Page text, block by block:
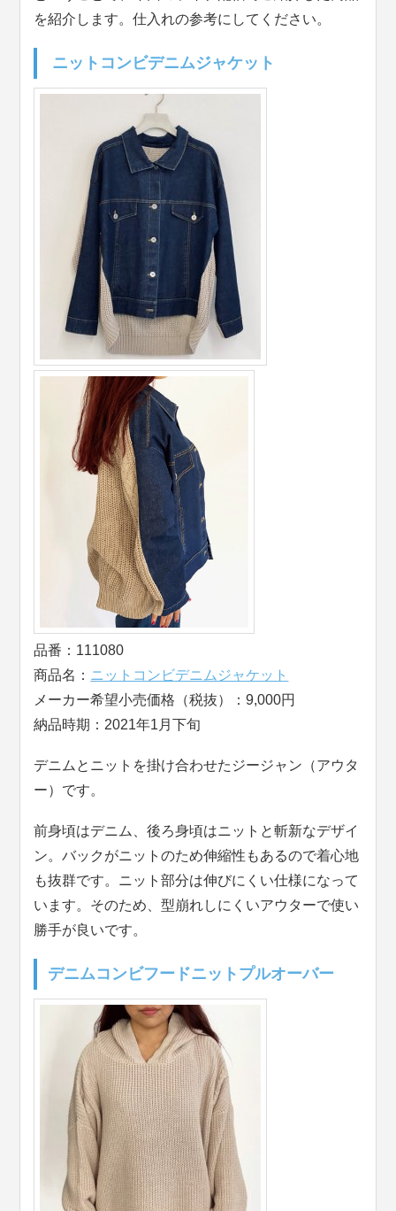
を紹介します。仕入れの参考にしてください。
ニットコンビデニムジャケット
品番：111080
商品名： ニットコンビデニムジャケット
メーカー希望小売価格（税抜）：9,000円
納品時期：2021年1月下旬
デニムとニットを掛け合わせたジージャン（アウタ
ー）です。
前身頃はデニム、後ろ身頃はニットと斬新なデザイ
ン。バックがニットのため伸縮性もあるので着心地
も抜群です。ニット部分は伸びにくい仕様になって
います。そのため、型崩れしにくいアウターで使い
勝手が良いです。
デニムコンビフードニットプルオーバー